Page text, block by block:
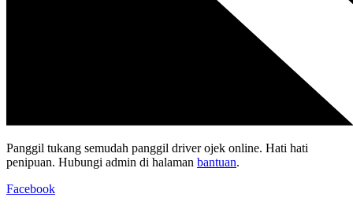
Panggil tukang semudah panggil driver ojek online. Hati hati
penipuan. Hubungi admin di halaman bantuan.
Facebook